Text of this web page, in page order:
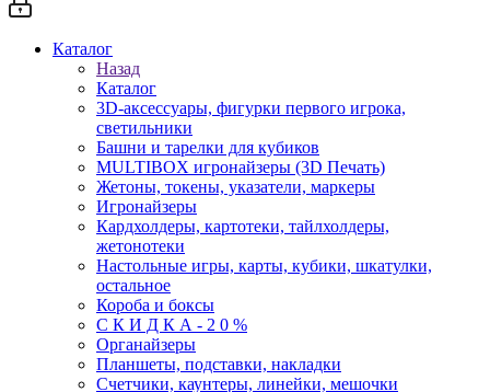
Каталог
Назад
Каталог
3D-аксессуары, фигурки первого игрока,
светильники
Башни и тарелки для кубиков
MULTIBOX игронайзеры (3D Печать)
Жетоны, токены, указатели, маркеры
Игронайзеры
Кардхолдеры, картотеки, тайлхолдеры,
жетонотеки
Настольные игры, карты, кубики, шкатулки,
остальное
Короба и боксы
С К И Д К А - 2 0 %
Органайзеры
Планшеты, подставки, накладки
Счетчики, каунтеры, линейки, мешочки